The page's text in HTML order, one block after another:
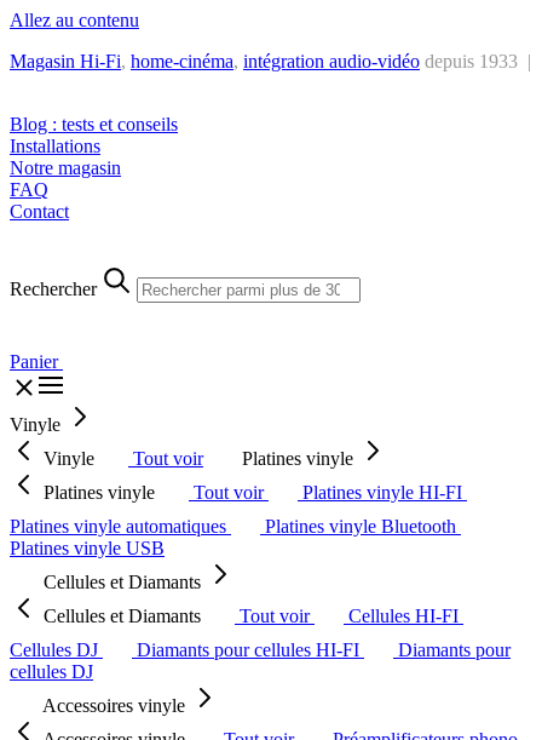
Allez au contenu
Magasin Hi-Fi, home-cinéma, intégration audio-vidéo depuis 1933 |
Blog : tests et conseils
Installations
Notre magasin
FAQ
Contact
Rechercher
Panier
Vinyle
Vinyle
Tout voir
Platines vinyle
Platines vinyle
Tout voir
Platines vinyle HI-FI
Platines vinyle automatiques
Platines vinyle Bluetooth
Platines vinyle USB
Cellules et Diamants
Cellules et Diamants
Tout voir
Cellules HI-FI
Cellules DJ
Diamants pour cellules HI-FI
Diamants pour
cellules DJ
Accessoires vinyle